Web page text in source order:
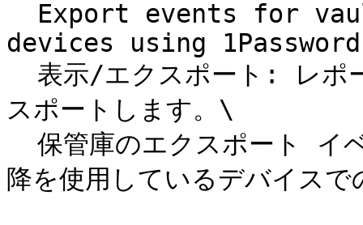
devices using
スポートします。\
降を使用しているデバイス